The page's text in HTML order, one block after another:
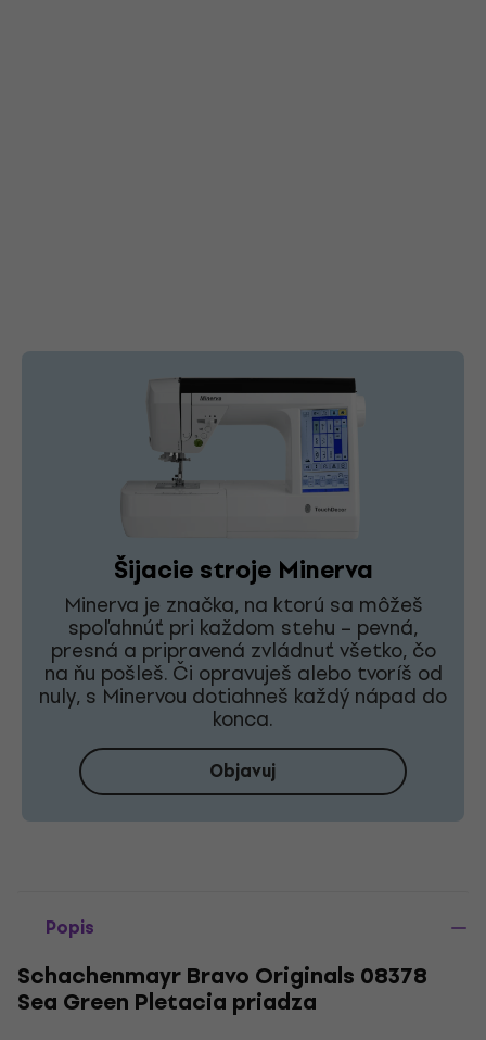
Šijacie stroje Minerva
Minerva je značka, na ktorú sa môžeš
spoľahnúť pri každom stehu – pevná,
presná a pripravená zvládnuť všetko, čo
na ňu pošleš. Či opravuješ alebo tvoríš od
nuly, s Minervou dotiahneš každý nápad do
konca.
Objavuj
Popis
Schachenmayr Bravo Originals 08378
Sea Green Pletacia priadza